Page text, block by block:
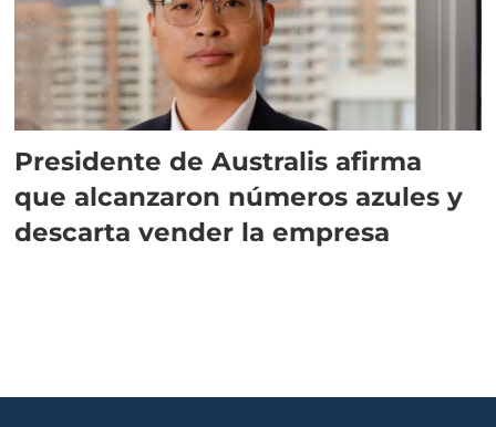
Presidente de Australis afirma
que alcanzaron números azules y
descarta vender la empresa